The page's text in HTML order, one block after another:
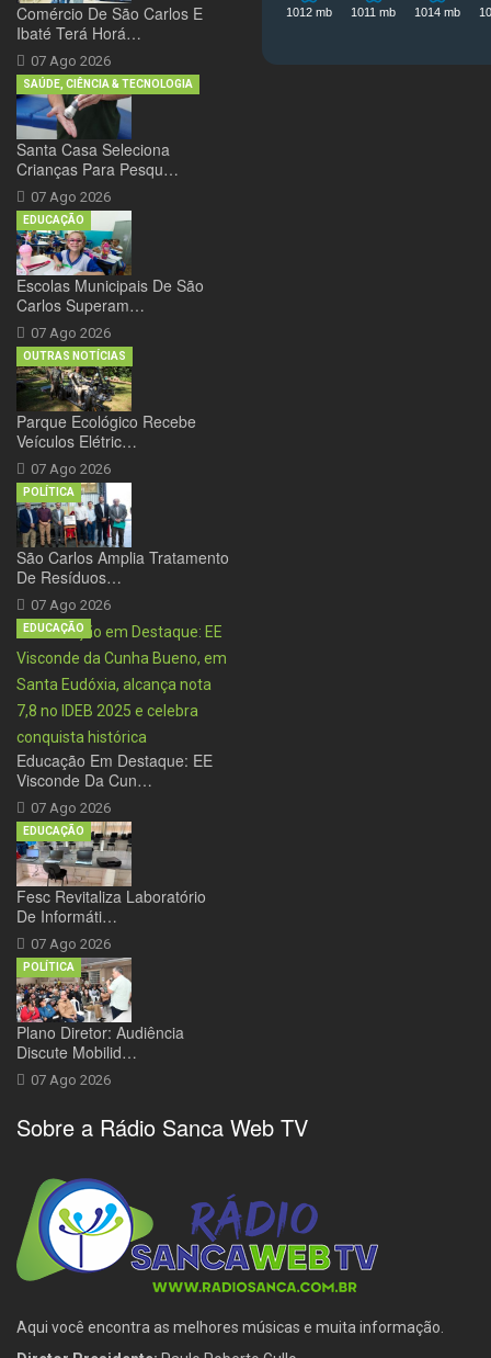
Comércio De São Carlos E
Ibaté Terá Horá…
07 Ago 2026
Santa Casa Seleciona
Crianças Para Pesqu…
07 Ago 2026
SAÚDE, CIÊNCIA & TECNOLOGIA
Escolas Municipais De São
Carlos Superam…
07 Ago 2026
EDUCAÇÃO
Parque Ecológico Recebe
Veículos Elétric…
07 Ago 2026
OUTRAS NOTÍCIAS
São Carlos Amplia Tratamento
De Resíduos…
07 Ago 2026
POLÍTICA
Educação Em Destaque: EE
Visconde Da Cun…
07 Ago 2026
EDUCAÇÃO
Fesc Revitaliza Laboratório
De Informáti…
07 Ago 2026
EDUCAÇÃO
Plano Diretor: Audiência
Discute Mobilid…
07 Ago 2026
POLÍTICA
Sobre a Rádio Sanca Web TV
Aqui você encontra as melhores músicas e muita informação.